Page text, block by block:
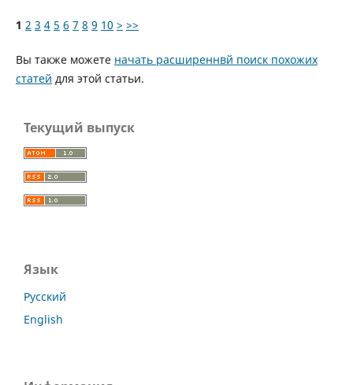
1 2 3 4 5 6 7 8 9 10 > >>
Вы также можете начать расширеннвй поиск похожих
статей для этой статьи.
Текущий выпуск
Язык
Русский
English